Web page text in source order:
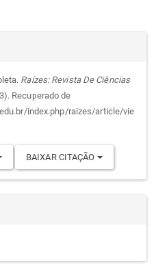
Raízes: Revista De Ciências
Recuperado de
index.php/raizes/article/vie
BAIXAR CITAÇÃO